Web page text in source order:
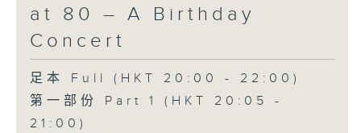
C小調第五無伴奏大提琴組曲，BWV1011
布朗卓
拉赫曼尼諾夫
悲歌，作品3，第一首 (5’)
蕭斯達高維契
at 80 – A Birthday
Concert
足本 Full (HKT 20:00 - 22:00)
第一部份 Part 1 (HKT 20:05 -
21:00)